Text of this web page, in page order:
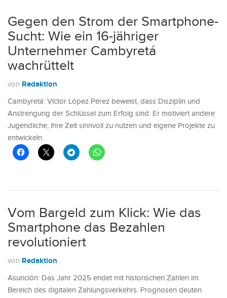
Gegen den Strom der Smartphone-
Sucht: Wie ein 16-jähriger
Unternehmer Cambyretá
wachrüttelt
von Redaktion
Cambyretá: Víctor López Pérez beweist, dass Disziplin und
Anstrengung der Schlüssel zum Erfolg sind. Er motiviert andere
Jugendliche, ihre Zeit sinnvoll zu nutzen und eigene Projekte zu
entwickeln.
Vom Bargeld zum Klick: Wie das
Smartphone das Bezahlen
revolutioniert
von Redaktion
Asunción: Das Jahr 2025 endet mit historischen Zahlen im
Bereich des digitalen Zahlungsverkehrs. Prognosen deuten